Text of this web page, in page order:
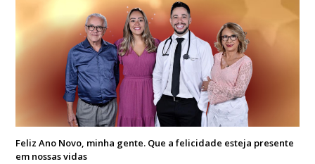
Feliz Ano Novo, minha gente. Que a felicidade esteja presente
em nossas vidas